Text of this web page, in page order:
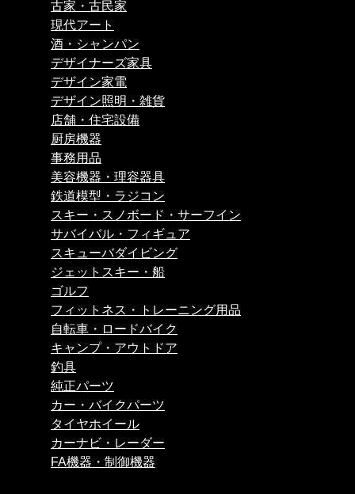
古家・古民家
現代アート
酒・シャンパン
デザイナーズ家具
デザイン家電
デザイン照明・雑貨
店舗・住宅設備
厨房機器
事務用品
美容機器・理容器具
鉄道模型・ラジコン
スキー・スノボード・サーフイン
サバイバル・フィギュア
スキューバダイビング
ジェットスキー・船
ゴルフ
フィットネス・トレーニング用品
自転車・ロードバイク
キャンプ・アウトドア
釣具
純正パーツ
カー・バイクパーツ
タイヤホイール
カーナビ・レーダー
FA機器・制御機器